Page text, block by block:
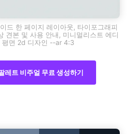
드 한 페이지 레이아웃, 타이포그래피
견본 및 사용 안내, 미니멀리스트 에디
평면 2d 디자인 --ar 4:3
레트 비주얼 무료 생성하기